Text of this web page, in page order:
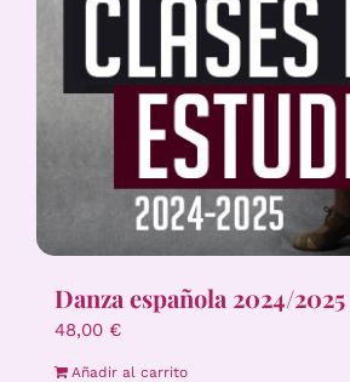
Danza española 2024/2025
48,00 €
Añadir al carrito